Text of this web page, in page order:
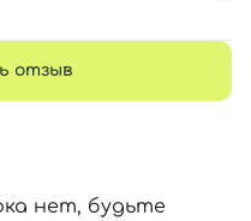
отзыв
нет, будьте